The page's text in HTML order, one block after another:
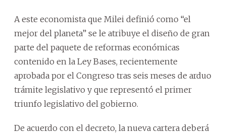
A este economista que Milei definió como “el
mejor del planeta” se le atribuye el diseño de gran
parte del paquete de reformas económicas
contenido en la Ley Bases, recientemente
aprobada por el Congreso tras seis meses de arduo
trámite legislativo y que representó el primer
triunfo legislativo del gobierno.
De acuerdo con el decreto, la nueva cartera deberá